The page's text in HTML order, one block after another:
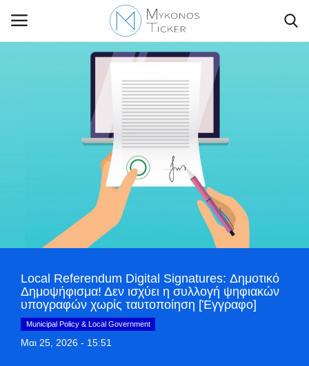
World
Greece
Style Adorés
Local Referendum Digital Signatures: Δημοτικό
Δημοψήφισμα! Δεν ισχύει η συλλογή ψηφιακών
υπογραφών χωρίς ταυτοποίηση [Έγγραφο]
Municipal Policy & Local Government
Μαι 25, 2026 - 15:51